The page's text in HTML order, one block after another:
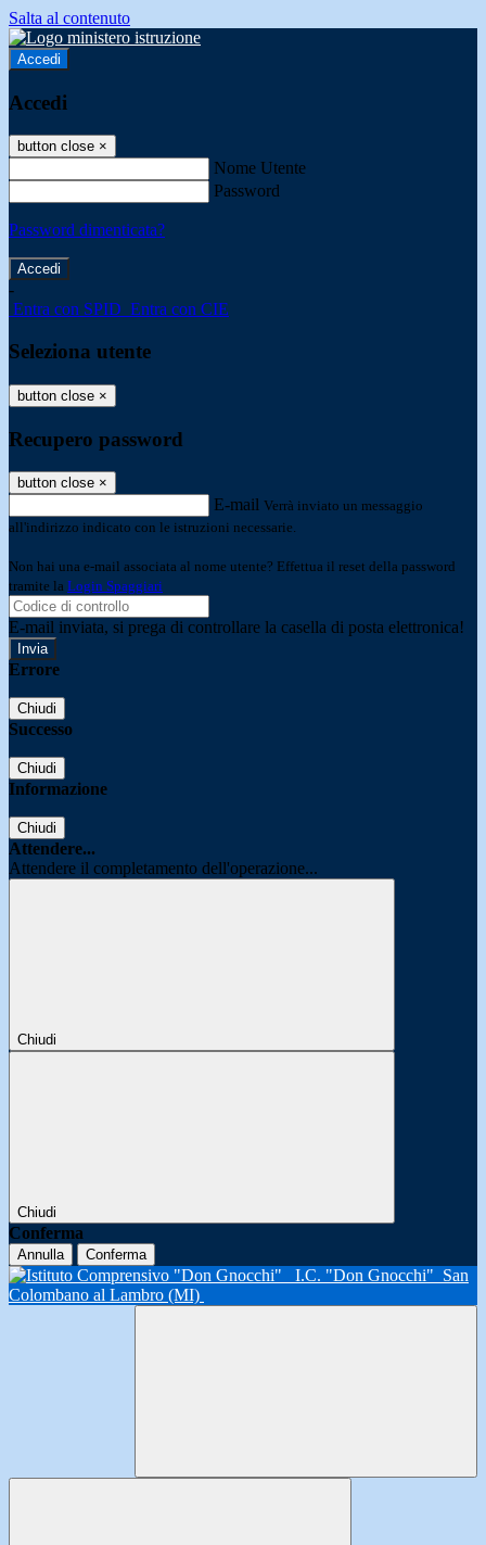
Salta al contenuto
Accedi
Accedi
button close ×
Nome Utente
Password
Password dimenticata?
-
Entra con SPID Entra con CIE
Seleziona utente
button close ×
Recupero password
button close ×
E-mail Verrà inviato un messaggio
all'indirizzo indicato con le istruzioni necessarie.
Non hai una e-mail associata al nome utente? Effettua il reset della password
tramite la Login Spaggiari
E-mail inviata, si prega di controllare la casella di posta elettronica!
Errore
Chiudi
Successo
Chiudi
Informazione
Chiudi
Attendere...
Attendere il completamento dell'operazione...
Chiudi
Chiudi
Conferma
Annulla Conferma
I.C. "Don Gnocchi" San
Colombano al Lambro (MI)